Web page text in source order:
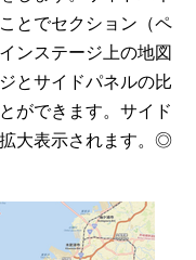
とでセクション（ペ
ンステージ上の地図
とサイドパネルの比
ができます。サイド
大表示されます。 ◎